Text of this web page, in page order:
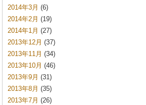
2014年3月 (6)
2014年2月 (19)
2014年1月 (27)
2013年12月 (37)
2013年11月 (34)
2013年10月 (46)
2013年9月 (31)
2013年8月 (35)
2013年7月 (26)